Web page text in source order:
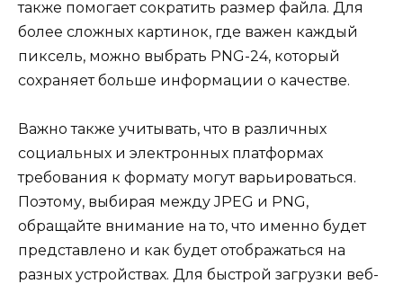
также помогает сократить размер файла. Для
более сложных картинок, где важен каждый
пиксель, можно выбрать PNG-24, который
сохраняет больше информации о качестве.
Важно также учитывать, что в различных
социальных и электронных платформах
требования к формату могут варьироваться.
Поэтому, выбирая между JPEG и PNG,
обращайте внимание на то, что именно будет
представлено и как будет отображаться на
разных устройствах. Для быстрой загрузки веб-